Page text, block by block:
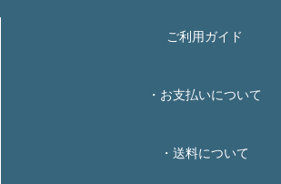
ご利用ガイド
・お支払いについて
・送料について